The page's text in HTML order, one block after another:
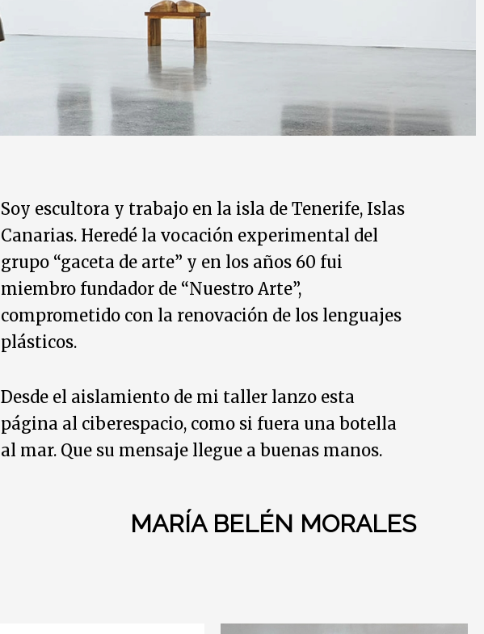
Soy escultora y trabajo en la isla de Tenerife, Islas
Canarias. Heredé la vocación experimental del
grupo “gaceta de arte” y en los años 60 fui
miembro fundador de “Nuestro Arte”,
comprometido con la renovación de los lenguajes
plásticos.
Desde el aislamiento de mi taller lanzo esta
página al ciberespacio, como si fuera una botella
al mar. Que su mensaje llegue a buenas manos.
MARÍA BELÉN MORALES